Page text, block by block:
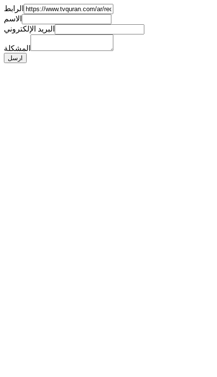
الرابط
الاسم
البريد الإلكتروني
المشكلة
ارسل